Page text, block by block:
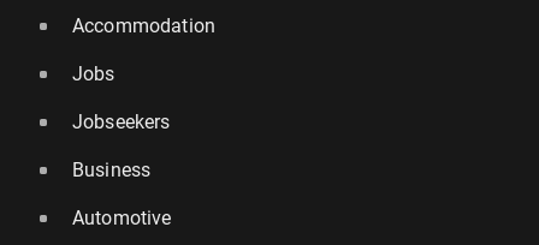
Accommodation
Jobs
Jobseekers
Business
Automotive